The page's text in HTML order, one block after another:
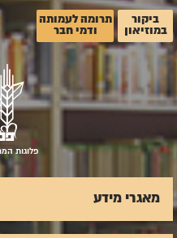
ביקור
במוזיאון
תרומה לעמותה
ודמי חבר
פלוגות
מאגרי מידע